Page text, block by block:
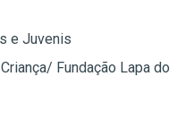
e Juvenis
Fundação Lapa do